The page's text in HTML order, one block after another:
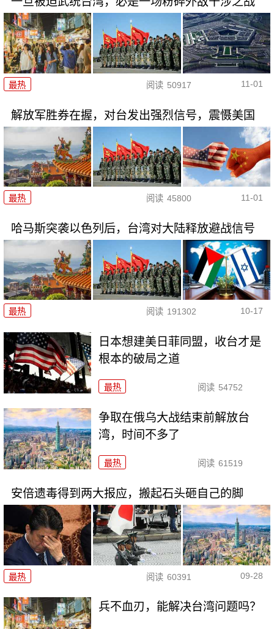
最热 阅读 50917 11-01
解放军胜券在握，对台发出强烈信号，震慑美国
最热 阅读 45800 11-01
哈马斯突袭以色列后，台湾对大陆释放避战信号
最热 阅读 191302 10-17
日本想建美日菲同盟，收台才是
根本的破局之道
最热 阅读 54752
争取在俄乌大战结束前解放台
湾，时间不多了
最热 阅读 61519
安倍遗毒得到两大报应，搬起石头砸自己的脚
最热 阅读 60391 09-28
兵不血刃，能解决台湾问题吗？